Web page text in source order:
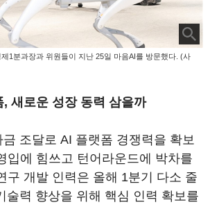
1분과장과 위원들이 지난 25일 마음AI를 방문했다. (사
새로운 성장 동력 삼을까
조달로 AI 플랫폼 경쟁력을 확보
입에 힘쓰고 턴어라운드에 박차를
구 개발 인력은 올해 1분기 다소 줄
술력 향상을 위해 핵심 인력 확보를